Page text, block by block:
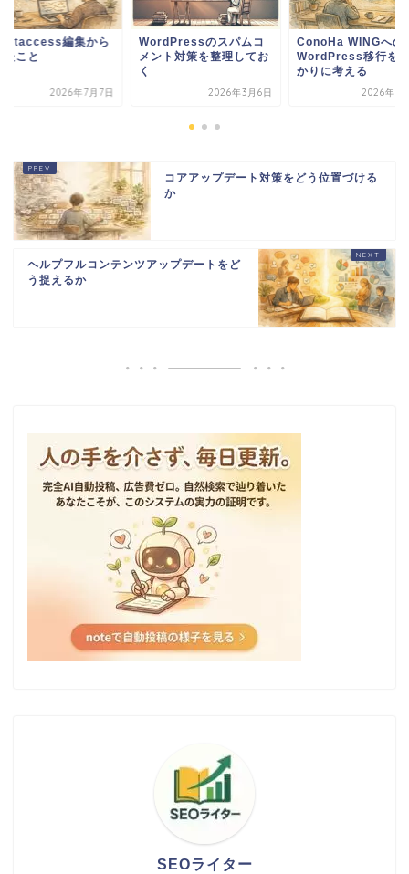
のスパムコ
ト対策を整理してお
2026年3月6日
ConoHa WINGへの
WordPress移行を手が
かりに考える
2026年6月10日
WP .htaccess編集
考えたこと
2026年7
コアアップデート対策をどう位置づける
か
ヘルプフルコンテンツアップデートをど
う捉えるか
SEOライター